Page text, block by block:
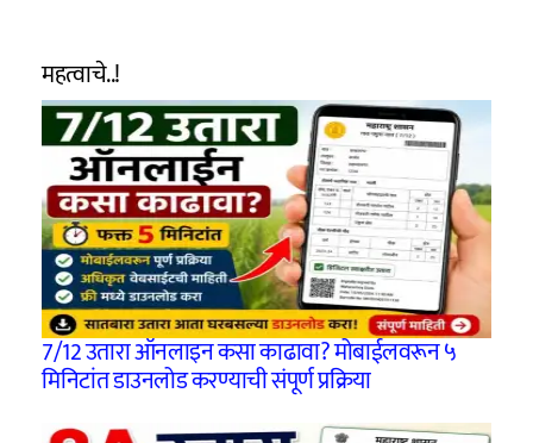
महत्वाचे..!
7/12 उतारा ऑनलाइन कसा काढावा? मोबाईलवरून ५
मिनिटांत डाउनलोड करण्याची संपूर्ण प्रक्रिया